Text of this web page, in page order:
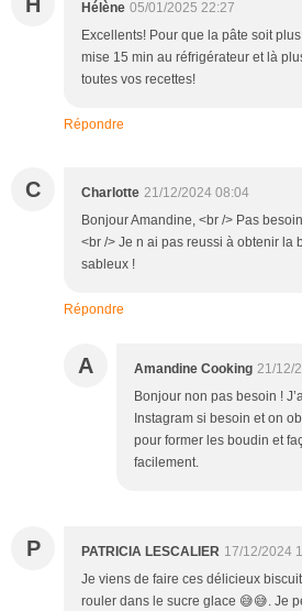
H Hélène 05/01/2025 22:27
Excellents! Pour que la pâte soit
mise 15 min au réfrigérateur et là
toutes vos recettes!
Répondre
C Charlotte 21/12/2024 08:04
Bonjour Amandine, <br /> Pas
<br /> Je n ai pas reussi à obtenir la
sableux !
Répondre
A Amandine Cooking 21/12/
Bonjour non pas besoin !
Instagram si besoin et on
pour former les boudin et
facilement.
P PATRICIA LESCALIER 17/12/2024
Je viens de faire ces délicieux
rouler dans le sucre glace 😅😅. Je